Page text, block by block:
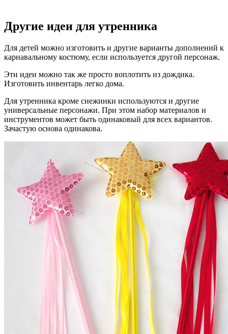
Другие идеи для утренника
Для детей можно изготовить и другие варианты дополнений к
карнавальному костюму, если используется другой персонаж.
Эти идеи можно так же просто воплотить из дождика.
Изготовить инвентарь легко дома.
Для утренника кроме снежинки используются и другие
универсальные персонажи. При этом набор материалов и
инструментов может быть одинаковый для всех вариантов.
Зачастую основа одинакова.